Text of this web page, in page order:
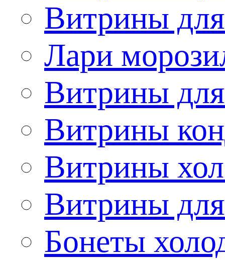
Витрины
Лари
Витрины
Витрины
Витрины
Витрины
Бонеты